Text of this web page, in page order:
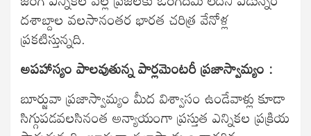
దశాబ్దాల వలసానంతర భారత చరిత్ర వేనోళ్ల
ప్రకటిస్తున్నది.
అపహాస్యం పాలవుతున్న పార్లమెంటరీ ప్రజాస్వామ్యం :
బూర్జువా ప్రజాస్వామ్యం మీద విశ్వాసం ఉండేవాళ్లు కూడా
సిగ్గుపడవలసినంత అన్యాయంగా ప్రస్తుత ఎన్నికల ప్రక్రియ